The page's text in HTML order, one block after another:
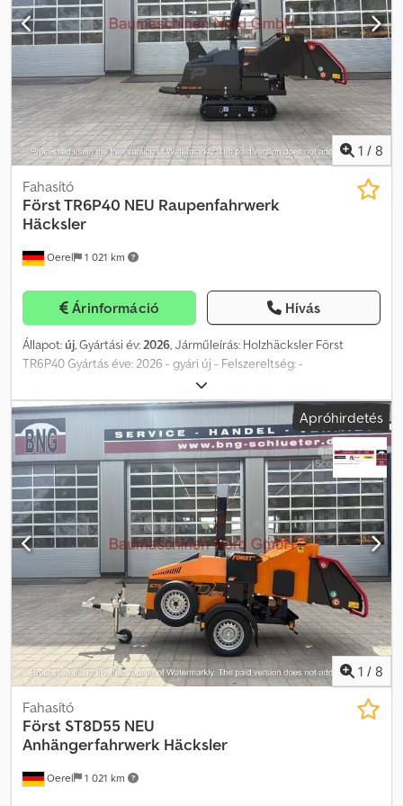
ILLKIRCH-GRAFFENSTADEN 100 000 m2-es gépparkkal
rendelkezünk Strasbourg déli részén, teljesen felszerelt
műhellyel. Több mint 350 referencia áll rendelkezésre, melyek
között szerepelnek földmunkagépek, anyagmozgató gépek,
mezőgazdasági gépek, teherautók, személy- és
haszongépjárművek. Raktárkészletünket havonta frissítjük. *A
leírás tévedés jogát fenntartjuk Munkaszélesség: 2 m
1 / 8
Oerel 1 021 km
Fahasító
Först TR6P40 NEU Raupenfahrwerk
Häcksler
Árinformáció Hívás
Állapot:új, Gyártási év:2026, Járműleírás: Holzhäcksler Först
TR6P40 Gyártás éve: 2026 - gyári új - Felszereltség: -
Behúzóhenger nyílása: 6” x 8” (150 x 200 mm) - Behúzóhenger
rendszer: FörstGrip behúzóhenger rendszer - Lendkerék
rendszer: Felül nyitott lendkerék 640 x 25 mm, dupla penge 8" -
Motor: Briggs & Stratton Vanguard – 40 LE V Twin benzinmotor -
No Stress rendszer: AutoIntelligence „No Stress” berendezés -
Teljesen víz- és rezgésálló érintőpadok - Üzemanyagtartály
kapacitása: kb. 30 liter - Zajszint: Lwa 122 dB - Géphossz (behajtott
garattal): kb. 2.695 mm - Szélesség (lánctalpas futómű
behúzva/kihúzva): 800 mm / 1150 mm - Gép magassága (kilökővel):
kb. 2.395 mm Djdpfjzap Ntex Anteck - Súly: kb. 1.200 kg Szállítás
lehetséges futárral, a költségeket a vevőnek kell viselnie. A
műszaki adatok és elérhetőség változhat, valamint az eladás jogát
fenntartjuk. = További információk = További információért kérjük,
vegye fel a kapcsolatot: Timm Freese.
Apróhirdetés
1 / 8
Oerel 1 021 km
Fahasító
Först ST8D55 NEU
Anhängerfahrwerk Häcksler